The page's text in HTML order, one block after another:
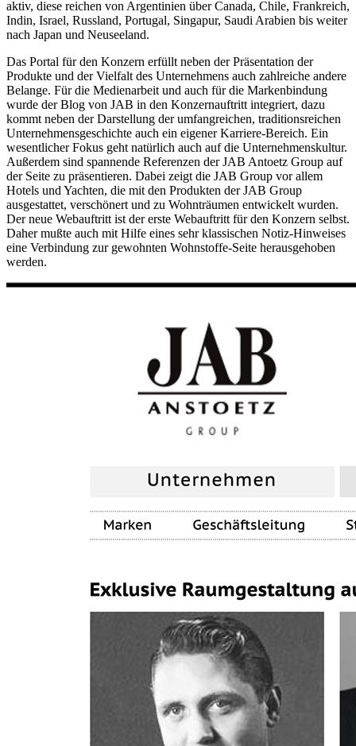
aktiv, diese reichen von Argentinien über Canada, Chile, Frankreich,
Indin, Israel, Russland, Portugal, Singapur, Saudi Arabien bis weiter
nach Japan und Neuseeland.
Das Portal für den Konzern erfüllt neben der Präsentation der
Produkte und der Vielfalt des Unternehmens auch zahlreiche andere
Belange. Für die Medienarbeit und auch für die Markenbindung
wurde der Blog von JAB in den Konzernauftritt integriert, dazu
kommt neben der Darstellung der umfangreichen, traditionsreichen
Unternehmensgeschichte auch ein eigener Karriere-Bereich. Ein
wesentlicher Fokus geht natürlich auch auf die Unternehmenskultur.
Außerdem sind spannende Referenzen der JAB Antoetz Group auf
der Seite zu präsentieren. Dabei zeigt die JAB Group vor allem
Hotels und Yachten, die mit den Produkten der JAB Group
ausgestattet, verschönert und zu Wohnträumen entwickelt wurden.
Der neue Webauftritt ist der erste Webauftritt für den Konzern selbst.
Daher mußte auch mit Hilfe eines sehr klassischen Notiz-Hinweises
eine Verbindung zur gewohnten Wohnstoffe-Seite herausgehoben
werden.